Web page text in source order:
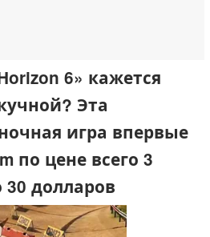
6» кажется
Эта
игра впервые
по цене всего 3
долларов